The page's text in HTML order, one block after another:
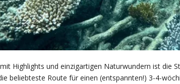
Highlights und einzigartigen Naturwundern ist die
beliebteste Route für einen (entspannten!) 3-4-